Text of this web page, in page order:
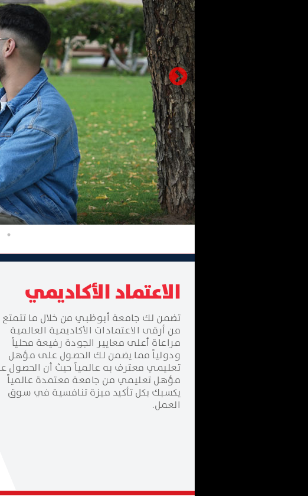
الاعتماد الأكاديمي
تضمن لك جامعة أبوظبي من خلال ما تتمتع
من أرقى الاعتمادات الأكاديمية العالمية
مراعاة أعلى معايير الجودة رفيعة محلياً
ودولياً مما يضمن لك الحصول على مؤهل
تعليمي معترف به عالمياً حيث أن الحصول
مؤهل تعليمي من جامعة معتمدة عالمياً
يكسبك بكل تأكيد ميزة تنافسية في سوق
العمل.